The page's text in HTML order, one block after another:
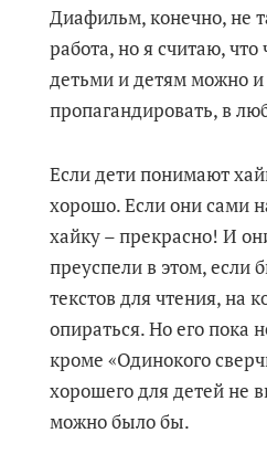
Диафильм, конечно, не
работа, но я считаю, что
детьми и детям можно и
пропагандировать, в
Если дети понимают
хорошо. Если они сами
хайку – прекрасно! И
преуспели в этом, если
текстов для чтения, на
опираться. Но его пока
кроме «Одинокого
хорошего для детей не
можно было бы.